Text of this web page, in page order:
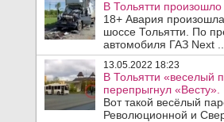
В Тольятти
18+ Авария
шоссе Тольятти. По
автомобиля ГАЗ Next ..
13.05.2022 18:23
В Тольятти «веселый
перепрыгнул «Весту».
Вот такой весёлый
Революционной и